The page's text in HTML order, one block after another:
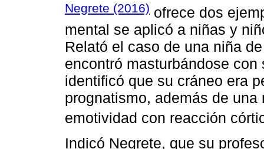
Negrete (2016) ofrece dos
mental se aplicó a niñas y
Relató el caso de una niña
encontró masturbándose
identificó que su cráneo era
prognatismo, además de
emotividad con reacción
Indicó Negrete, que su